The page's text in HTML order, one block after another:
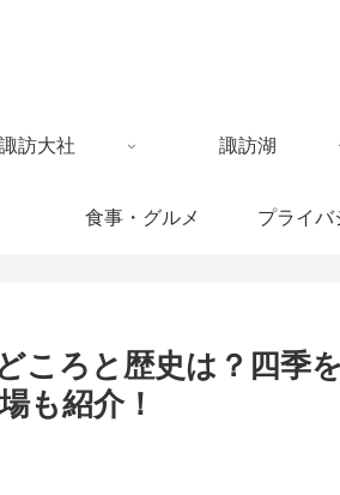
諏訪大社 諏訪湖
食事・グルメ プライバ
ころと歴史は？四季
も紹介！